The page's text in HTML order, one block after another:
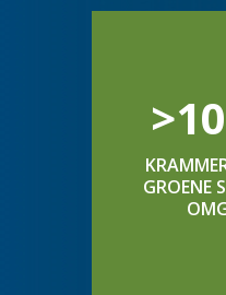
GROENE